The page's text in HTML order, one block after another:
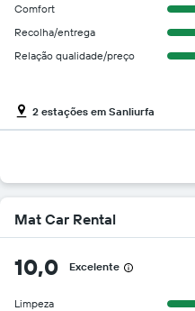
Comfort
Recolha/entrega
Relação qualidade/preço
2 estações em Sanliurfa
Mat Car Rental
10,0 Excelente
Limpeza